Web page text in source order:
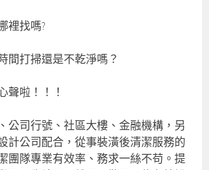
裡找嗎?
間打掃還是不乾淨嗎？
聲啦！！！
公司行號、社區大樓、金融機構，另
計公司配合，從事裝潢後清潔服務的
團隊專業有效率、務求一絲不苟。提